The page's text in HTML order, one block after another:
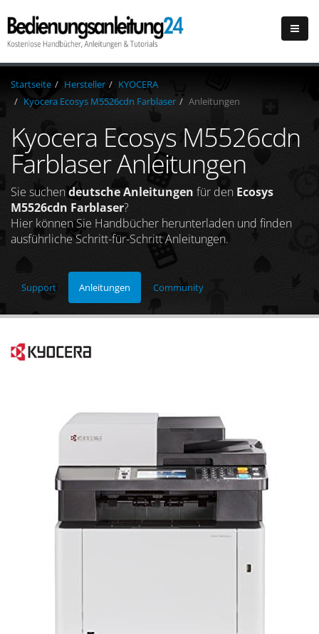
Startseite Hersteller
KYOCERA
Kyocera Ecosys M5526cdn Farblaser
Anleitungen
Kyocera Ecosys M5526cdn
Farblaser Anleitungen
Sie suchendeutsche Anleitungen für den Ecosys
M5526cdn Farblaser?
Hier können Sie Handbücher herunterladen und finden
ausführliche Schritt-für-Schritt Anleitungen.
Support Anleitungen Community